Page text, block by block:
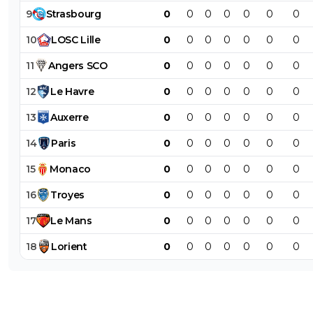
9 Strasbourg 0 0 0 0 0 0 0
10 LOSC Lille 0 0 0 0 0 0 0
11 Angers SCO 0 0 0 0 0 0 0
12 Le Havre 0 0 0 0 0 0 0
13 Auxerre 0 0 0 0 0 0 0
14 Paris 0 0 0 0 0 0 0
15 Monaco 0 0 0 0 0 0 0
16 Troyes 0 0 0 0 0 0 0
17 Le Mans 0 0 0 0 0 0 0
18 Lorient 0 0 0 0 0 0 0